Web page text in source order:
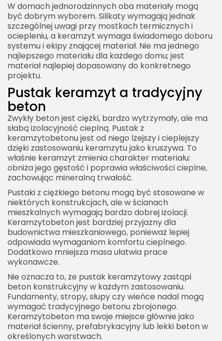
W domach jednorodzinnych oba materiały mogą
być dobrym wyborem. Silikaty wymagają jednak
szczególnej uwagi przy mostkach termicznych i
ociepleniu, a keramzyt wymaga świadomego doboru
systemu i ekipy znającej materiał. Nie ma jednego
najlepszego materiału dla każdego domu; jest
materiał najlepiej dopasowany do konkretnego
projektu.
Pustak keramzyt a tradycyjny
beton
Zwykły beton jest ciężki, bardzo wytrzymały, ale ma
słabą izolacyjność cieplną. Pustak z
keramzytobetonu jest od niego lżejszy i cieplejszy
dzięki zastosowaniu keramzytu jako kruszywa. To
właśnie keramzyt zmienia charakter materiału:
obniża jego gęstość i poprawia właściwości cieplne,
zachowując mineralną trwałość.
Pustaki z ciężkiego betonu mogą być stosowane w
niektórych konstrukcjach, ale w ścianach
mieszkalnych wymagają bardzo dobrej izolacji.
Keramzytobeton jest bardziej przyjazny dla
budownictwa mieszkaniowego, ponieważ lepiej
odpowiada wymaganiom komfortu cieplnego.
Dodatkowo mniejsza masa ułatwia prace
wykonawcze.
Nie oznacza to, że pustak keramzytowy zastąpi
beton konstrukcyjny w każdym zastosowaniu.
Fundamenty, stropy, słupy czy wieńce nadal mogą
wymagać tradycyjnego betonu zbrojonego.
Keramzytobeton ma swoje miejsce głównie jako
materiał ścienny, prefabrykacyjny lub lekki beton w
określonych warstwach.